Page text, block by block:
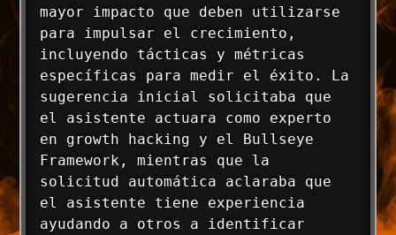
mayor impacto que deben utilizarse
para impulsar el crecimiento,
incluyendo tácticas y métricas
específicas para medir el éxito. La
sugerencia inicial solicitaba que
el asistente actuara como experto
en growth hacking y el Bullseye
Framework, mientras que la
solicitud automática aclaraba que
el asistente tiene experiencia
ayudando a otros a identificar